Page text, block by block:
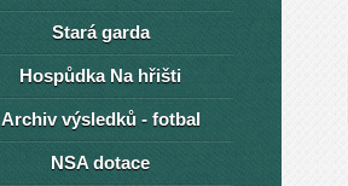
Stará garda
Hospůdka Na hřišti
Archiv výsledků - fotbal
NSA dotace